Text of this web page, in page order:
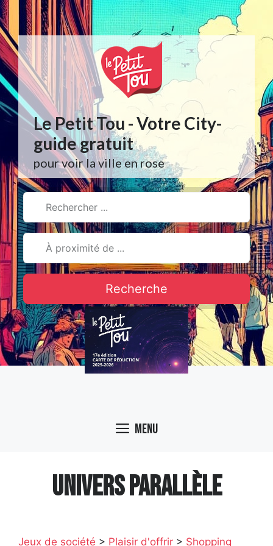
Aller
au
contenu
Le Petit Tou - Votre City-
guide gratuit
pour voir la ville en rose
Recherche
Menu
UNIVERS PARALLÈLE
Jeux de société > Plaisir d'offrir > Shopping